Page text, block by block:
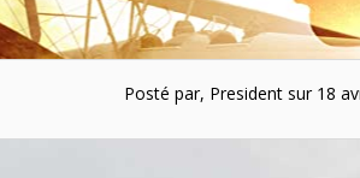
Posté par, President sur 18